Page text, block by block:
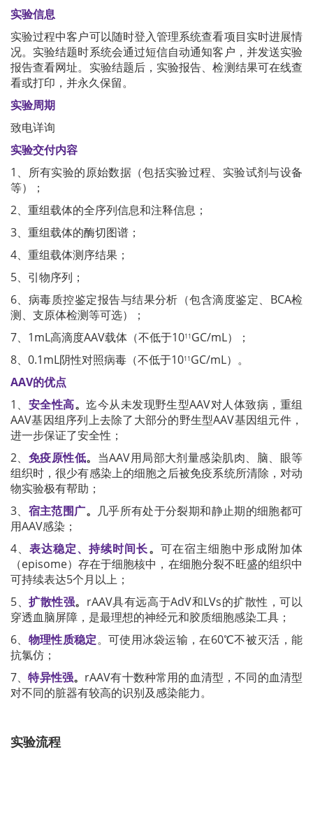
实验信息
实验过程中客户可以随时登入管理系统查看项目实时进展情
况。实验结题时系统会通过短信自动通知客户，并发送实验
报告查看网址。实验结题后，实验报告、检测结果可在线查
看或打印，并永久保留。
实验周期
致电详询
实验交付内容
1、所有实验的原始数据（包括实验过程、实验试剂与设备
等）；
2、重组载体的全序列信息和注释信息；
3、重组载体的酶切图谱；
4、重组载体测序结果；
5、引物序列；
6、病毒质控鉴定报告与结果分析（包含滴度鉴定、BCA检
测、支原体检测等可选）；
7、1mL高滴度AAV载体（不低于1011GC/mL）；
8、0.1mL阴性对照病毒（不低于1011GC/mL）。
AAV的优点
1、 安全性高。迄今从未发现野生型AAV对人体致病，重组
AAV基因组序列上去除了大部分的野生型AAV基因组元件，
进一步保证了安全性；
2、 免疫原性低。 当AAV用局部大剂量感染肌肉、脑、眼等
组织时，很少有感染上的细胞之后被免疫系统所清除，对动
物实验极有帮助；
3、 宿主范围广。 几乎所有处于分裂期和静止期的细胞都可
用AAV感染；
4、表达稳定、持续时间长。 可在宿主细胞中形成附加体
（episome）存在于细胞核中，在细胞分裂不旺盛的组织中
可持续表达5个月以上；
5、扩散性强。 rAAV具有远高于AdV和LVs的扩散性，可以
穿透血脑屏障，是最理想的神经元和胶质细胞感染工具；
6、 物理性质稳定。可使用冰袋运输，在60℃不被灭活，能
抗氯仿；
7、特异性强。 rAAV有十数种常用的血清型，不同的血清型
对不同的脏器有较高的识别及感染能力。
实验流程